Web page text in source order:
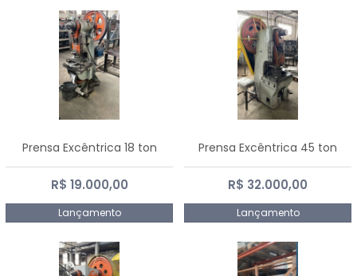
Prensa Excêntrica 18 ton
R$ 19.000,00
Lançamento
Prensa Excêntrica 45 ton
R$ 32.000,00
Lançamento